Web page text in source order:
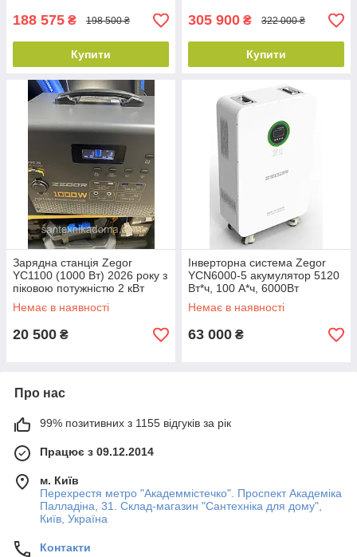
188 575 ₴ 198 500 ₴
Купити
305 900 ₴ 322 000 ₴
Купити
Зарядна станція Zegor
YC1100 (1000 Вт) 2026 року з
піковою потужністю 2 кВт
Немає в наявності
20 500 ₴
Інверторна система Zegor
YCN6000-5 акумулятор 5120
Вт*ч, 100 А*ч, 6000Вт
Немає в наявності
63 000 ₴
Про нас
99% позитивних з 1155 відгуків за рік
Працює з 09.12.2014
м. Київ
Перехрестя метро "Академмістечко". Проспект Академіка
Палладіна, 31. Склад-магазин "Сантехніка для дому",
Київ, Україна
Контакти